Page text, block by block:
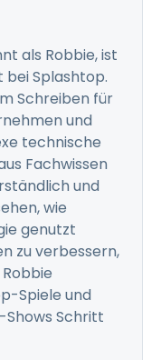
als Robbie, ist
Splashtop.
Schreiben für
und
technische
Fachwissen
und
wie
genutzt
zu verbessern,
Spiele und
Schritt